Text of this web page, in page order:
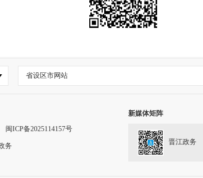
省设区市网站
闽ICP备2025114157号
务
新媒体矩阵
晋江政务